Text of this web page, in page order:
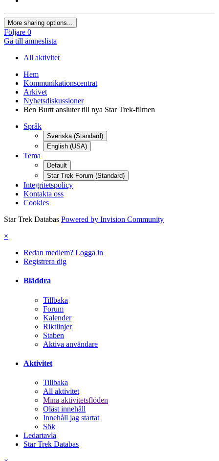
More sharing options...
Följare 0
Gå till ämneslista
All aktivitet
Hem
Kommunikationscentrat
Arkivet
Nyhetsdiskussioner
Ben Burtt ansluter till nya Star Trek-filmen
Språk
Svenska (Standard)
English (USA)
Tema
Default
Star Trek Forum (Standard)
Integritetspolicy
Kontakta oss
Cookies
Star Trek Databas Powered by Invision Community
×
Redan medlem? Logga in
Registrera dig
Bläddra
Tillbaka
Forum
Kalender
Riktlinjer
Staben
Aktiva användare
Aktivitet
Tillbaka
All aktivitet
Mina aktivitetsflöden
Oläst innehåll
Innehåll jag startat
Sök
Ledartavla
Star Trek Databas